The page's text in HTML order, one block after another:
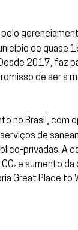
de quase
2017, faz
de ser a
no Brasil, com
de
privadas. A
e aumento da
Place to